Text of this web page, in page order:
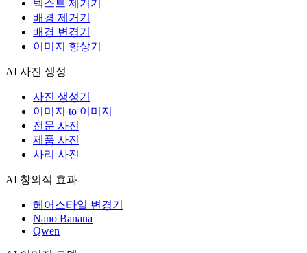
텍스트 제거기
배경 제거기
배경 변경기
이미지 향상기
AI 사진 생성
사진 생성기
이미지 to 이미지
전문 사진
제품 사진
사리 사진
AI 창의적 효과
헤어스타일 변경기
Nano Banana
Qwen